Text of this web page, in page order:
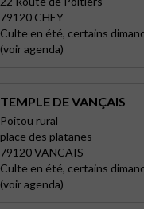
79120 CHEY
Culte en été, certains
(voir agenda)
TEMPLE DE VANÇAIS
Poitou rural
place des platanes
79120 VANCAIS
Culte en été, certains
(voir agenda)